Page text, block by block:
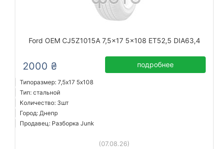
Ford OEM CJ5Z1015A 7,5x17 5x108 ET52,5 DIA63,4
2000 ₴ подробнее
Типоразмер: 7,5x17 5х108
Тип: стальной
Количество: 3шт
Город: Днепр
Продавец: Разборка Junk
(07.08.26)